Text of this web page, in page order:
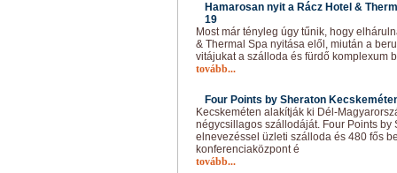
Hamarosan nyit a Rácz Hotel &
19
Most már tényleg úgy tűnik, hogy
& Thermal Spa nyitása elől, miután a
vitájukat a szálloda és fürdő komplexum
tovább...
Four Points by Sheraton
Kecskeméten alakítják ki Dél-
négycsillagos szállodáját. Four Points by
elnevezéssel üzleti szálloda és 480 fős
konferenciaközpont é
tovább...